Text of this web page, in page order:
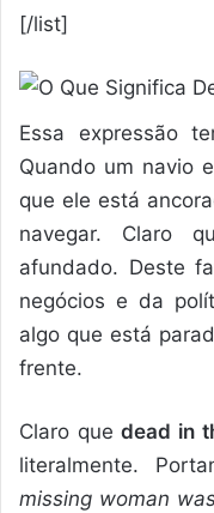
[/list]
Essa expressão
Quando um navio
que ele está
navegar. Claro
afundado. Deste
negócios e da
algo que está
frente.
Claro quedead in
literalmente.
missing woman